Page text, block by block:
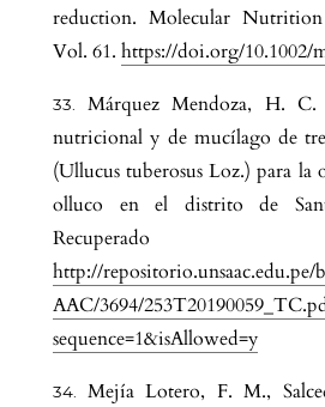
reduction. Molecular
Vol. 61. https://doi.org/10.1002/
Márquez Mendoza, H. C.
nutricional y de mucílago de
(Ullucus tuberosus Loz.) para la
olluco en el distrito de
http://
AAC/3694/
sequence=1&isAllowed=y
Mejía Lotero, F. M.,